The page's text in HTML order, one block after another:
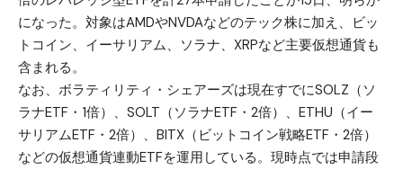
になった。対象はAMDやNVDAなどのテック株に加え、ビッ
トコイン、イーサリアム、ソラナ、XRPなど主要仮想通貨も
含まれる。
なお、ボラティリティ・シェアーズは現在すでにSOLZ（ソ
ラナETF・1倍）、SOLT（ソラナETF・2倍）、ETHU（イー
サリアムETF・2倍）、BITX（ビットコイン戦略ETF・2倍）
などの仮想通貨連動ETFを運用している。現時点では申請段